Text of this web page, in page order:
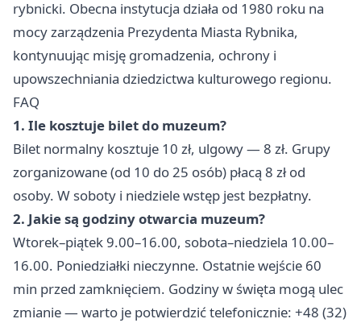
rybnicki. Obecna instytucja działa od 1980 roku na
mocy zarządzenia Prezydenta Miasta Rybnika,
kontynuując misję gromadzenia, ochrony i
upowszechniania dziedzictwa kulturowego regionu.
FAQ
1. Ile kosztuje bilet do muzeum?
Bilet normalny kosztuje 10 zł, ulgowy — 8 zł. Grupy
zorganizowane (od 10 do 25 osób) płacą 8 zł od
osoby. W soboty i niedziele wstęp jest bezpłatny.
2. Jakie są godziny otwarcia muzeum?
Wtorek–piątek 9.00–16.00, sobota–niedziela 10.00–
16.00. Poniedziałki nieczynne. Ostatnie wejście 60
min przed zamknięciem. Godziny w święta mogą ulec
zmianie — warto je potwierdzić telefonicznie: +48 (32)